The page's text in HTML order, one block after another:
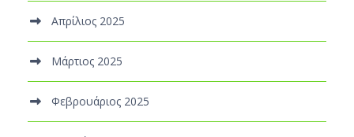
Απρίλιος 2025
Μάρτιος 2025
Φεβρουάριος 2025